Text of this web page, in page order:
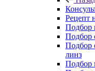
Рецепт
Подбор
Подбор
Подбор
линз
Подбор